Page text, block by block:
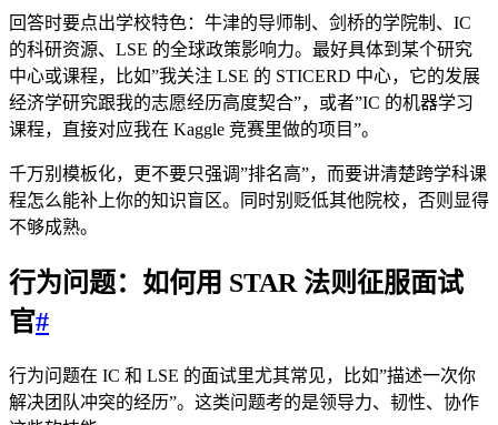
回答时要点出学校特色：牛津的导师制、剑桥的学院制、IC
的科研资源、LSE 的全球政策影响力。最好具体到某个研究
中心或课程，比如”我关注 LSE 的 STICERD 中心，它的发展
经济学研究跟我的志愿经历高度契合”，或者”IC 的机器学习
课程，直接对应我在 Kaggle 竞赛里做的项目”。
千万别模板化，更不要只强调”排名高”，而要讲清楚跨学科课
程怎么能补上你的知识盲区。同时别贬低其他院校，否则显得
不够成熟。
行为问题：如何用 STAR 法则征服面试
官#
行为问题在 IC 和 LSE 的面试里尤其常见，比如”描述一次你
解决团队冲突的经历”。这类问题考的是领导力、韧性、协作